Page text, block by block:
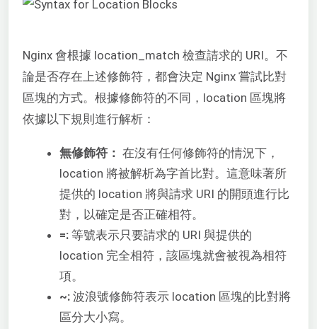
Nginx 會根據 location_match 檢查請求的 URI。不
論是否存在上述修飾符，都會決定 Nginx 嘗試比對
區塊的方式。根據修飾符的不同，location 區塊將
依據以下規則進行解析：
無修飾符： 在沒有任何修飾符的情況下，
location 將被解析為字首比對。這意味著所
提供的 location 將與請求 URI 的開頭進行比
對，以確定是否正確相符。
=: 等號表示只要請求的 URI 與提供的
location 完全相符，該區塊就會被視為相符
項。
~: 波浪號修飾符表示 location 區塊的比對將
區分大小寫。